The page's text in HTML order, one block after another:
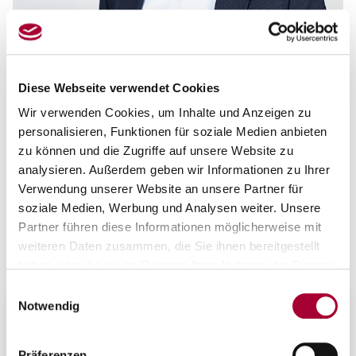
Diese Webseite verwendet Cookies
Wir verwenden Cookies, um Inhalte und Anzeigen zu
personalisieren, Funktionen für soziale Medien anbieten
zu können und die Zugriffe auf unsere Website zu
analysieren. Außerdem geben wir Informationen zu Ihrer
Verwendung unserer Website an unsere Partner für
soziale Medien, Werbung und Analysen weiter. Unsere
Partner führen diese Informationen möglicherweise mit
weiteren Daten zusammen, die Sie ihnen bereitgestellt
Notwendig
Jens Martin Brörmann
FG Berufskolleg PR Berufskolleg Detmold
martin.broermann[at]gew-nrw.de
05731 3005678
Kontakt speichern
Arbeitsgremien der GEW NRW
Hier bist du richtig, wenn du Rat von den Expert*innen